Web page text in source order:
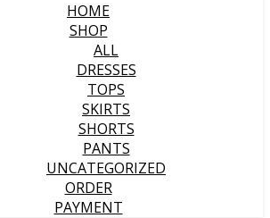
HOME
SHOP
ALL
DRESSES
TOPS
SKIRTS
SHORTS
PANTS
UNCATEGORIZED
ORDER
PAYMENT